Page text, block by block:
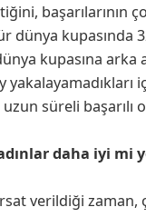
başarılarının
dünya kupasında
kupasına
süreli başarılı
daha iyi mi
verildiği